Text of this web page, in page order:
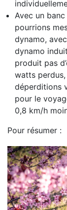
Avec un
pourrions
dynamo,
dynamo
produit pas
watts
déperditions
pour le
0,8 km/h
Pour résumer :